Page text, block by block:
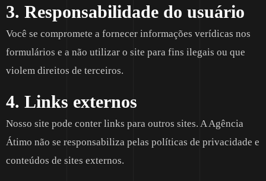
3. Responsabilidade do usuário
Você se compromete a fornecer informações verídicas nos
formulários e a não utilizar o site para fins ilegais ou que
violem direitos de terceiros.
4. Links externos
Nosso site pode conter links para outros sites. A Agência
Átimo não se responsabiliza pelas políticas de privacidade e
conteúdos de sites externos.